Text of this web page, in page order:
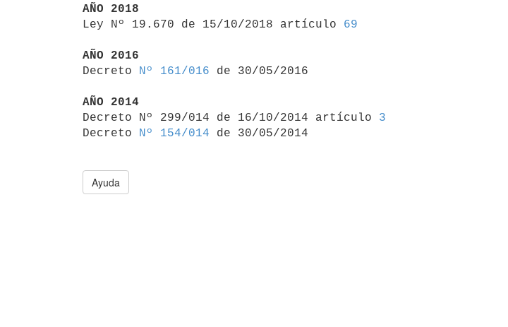
AÑO 2018
Ley Nº 19.670 de 15/10/2018 artículo 69
AÑO 2016
Decreto
Nº 161/016 de 30/05/2016
AÑO 2014
Decreto Nº 299/014 de 16/10/2014 artículo 3
Decreto
Nº 154/014
Ayuda